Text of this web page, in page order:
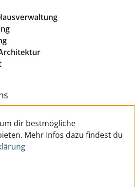
dir bestmögliche
Mehr Infos dazu findest du